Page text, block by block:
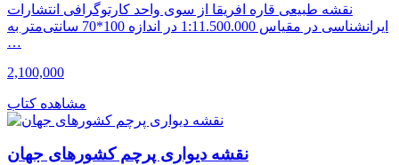
نقشه طبیعی قاره افریقا از سوی واحد کارتوگرافی انتشارات
ایرانشناسی در مقیاس 1:11.500.000 در اندازه 100*70 سانتی‌متر به
…
2,100,000
مشاهده کتاب
نقشه دیواری پرچم کشورهای جهان